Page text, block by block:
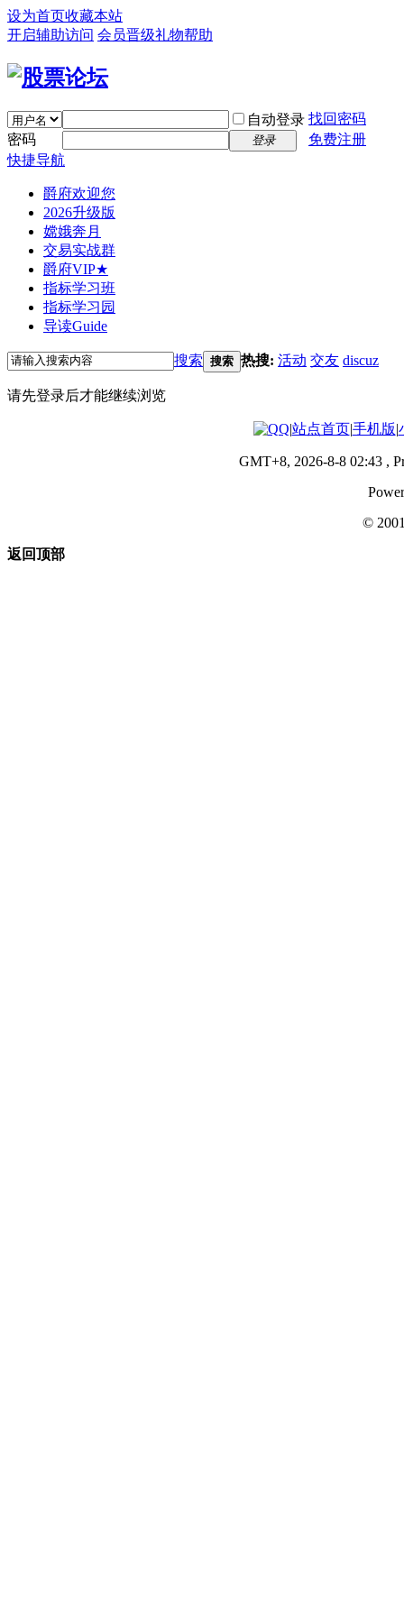
设为首页收藏本站
开启辅助访问 会员晋级礼物帮助
自动登录 找回密码
密码
登录
免费注册
快捷导航
爵府欢迎您
2026升级版
嫦娥奔月
交易实战群
爵府VIP★
指标学习班
指标学习园
导读Guide
搜索 搜索 热搜: 活动 交友 discuz
请先登录后才能继续浏览
|站点首页|手机版|
GMT+8, 2026-8-8 02:43,
©
返回顶部